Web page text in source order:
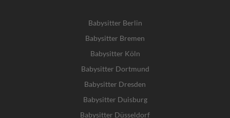
Babysitter Berlin
Babysitter Bremen
Babysitter Köln
Babysitter Dortmund
Babysitter Dresden
Babysitter Duisburg
Babysitter Düsseldorf